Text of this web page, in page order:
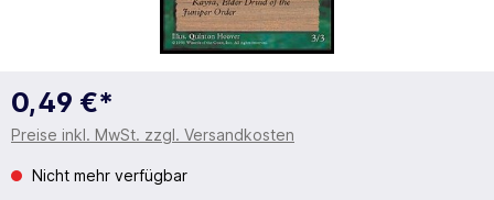
0,49 €*
Preise inkl. MwSt. zzgl. Versandkosten
Nicht mehr verfügbar